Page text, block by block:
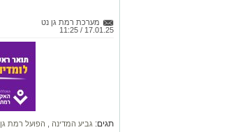
מערכת רמת גן נט
17.01.25 / 11:25
תגים: גביע המדינה הפועל רמת גן